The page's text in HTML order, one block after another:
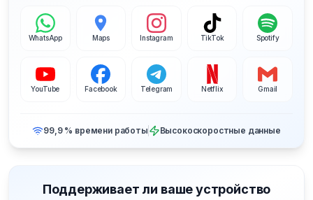
WhatsApp Maps Instagram TikTok Spotify
YouTube Facebook Telegram Netflix Gmail
99,9 % времени работы Высокоскоростные данные
Поддерживает ли ваше устройство